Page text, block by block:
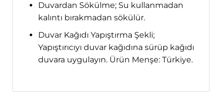
Duvardan Sökülme; Su kullanmadan
kalıntı bırakmadan sökülür.
Duvar Kağıdı Yapıştırma Şekli;
Yapıştırıcıyı duvar kağıdına sürüp kağıdı
duvara uygulayın. Ürün Menşe: Türkiye.